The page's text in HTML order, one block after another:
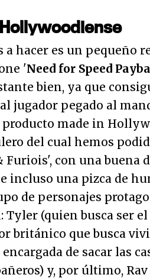
hacer es un pequeño
'Need for Speed
bien, ya que
jugador pegado al
made in
del cual hemos
con una buena
incluso una pizca de
de personajes
Tyler (quien busca ser
británico que busca
de sacar las
y, por último,